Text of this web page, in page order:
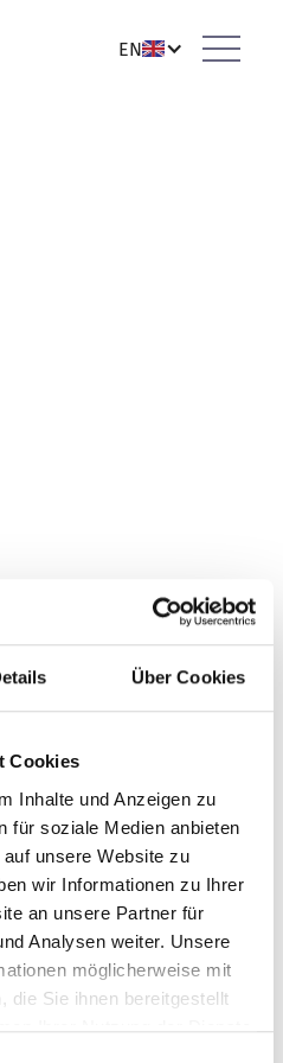
Über Cookies
Cookies
Inhalte und Anzeigen zu
für soziale Medien anbieten
unsere Website zu
wir Informationen zu Ihrer
an unsere Partner für
Analysen weiter. Unsere
möglicherweise mit
die Sie ihnen bereitgestellt
Ihrer Nutzung der Dienste
EN
einer der Marktführer im
und hochwertigen
das festmachen? Unter
Zu diesen zählen nicht nur
der 1. / 2. / 3. Liga,
Verbände, sondern auch
Wear, sowie große